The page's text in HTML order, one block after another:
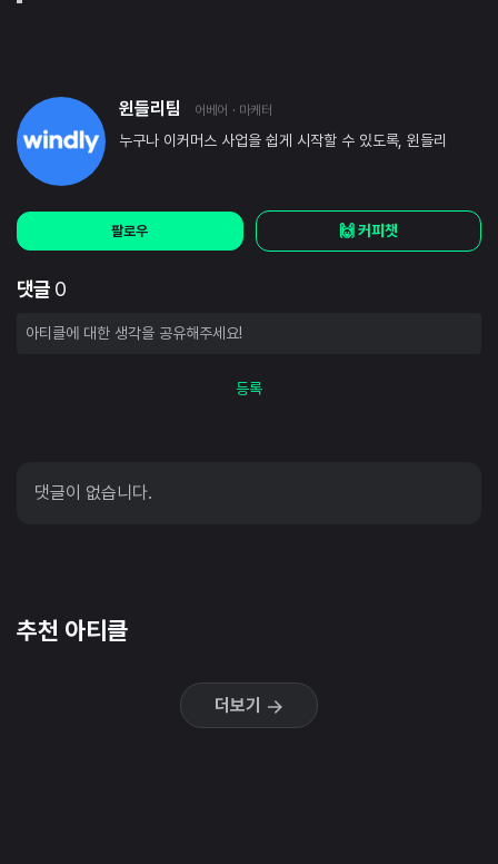
윈들리팀 어베어 · 마케터
누구나 이커머스 사업을 쉽게 시작할 수 있도록, 윈들리
팔로우 🙌 커피챗
댓글 0
등록
댓글이 없습니다.
추천 아티클
더보기